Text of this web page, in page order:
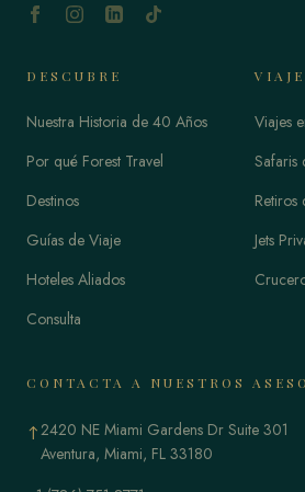
DESCUBRE
Nuestra Historia de 40 Años
Por qué Forest Travel
Destinos
Guías de Viaje
Hoteles Aliados
Consulta
Viajes
Safaris
Retiros
Jets
CONTACTA A NUESTROS
↑2420 NE Miami Gardens Dr Suite 301
Aventura, Miami, FL 33180